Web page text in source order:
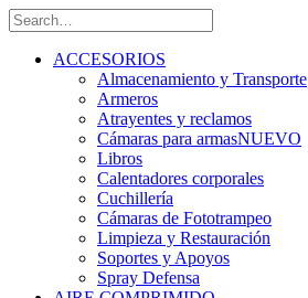
ACCESORIOS
Almacenamiento y Transporte
Armeros
Atrayentes y reclamos
Cámaras para armasNUEVO
Libros
Calentadores corporales
Cuchillería
Cámaras de Fototrampeo
Limpieza y Restauración
Soportes y Apoyos
Spray Defensa